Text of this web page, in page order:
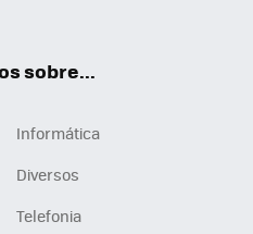
sobre...
Informática
Diversos
Telefonia